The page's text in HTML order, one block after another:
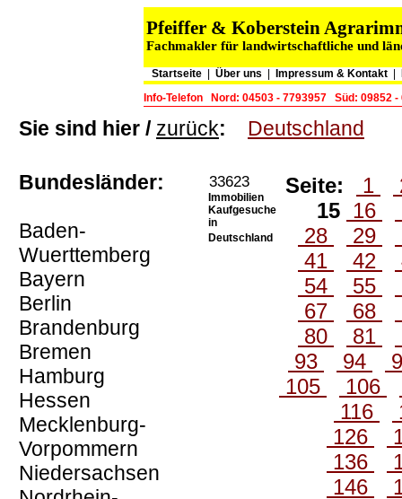
Pfeiffer & Koberstein
Fachmakler für landwirtschaftliche und
Startseite| Über uns Impressum & Kontakt|
Info-Telefon
Nord: 04503 - 7793957 Süd: 09852 -
Sie sind hier / zurück: Deutschland
Bundesländer:
Baden-
Wuerttemberg
Bayern
Berlin
Brandenburg
Bremen
Hamburg
Hessen
Mecklenburg-
Vorpommern
Niedersachsen
33623
Immobilien
Kaufgesuche
in
Deutschland
Seite: 1
15 16
28
29
41
42
54
55
67
68
80
81
93
94
105
106
116
126
136
146